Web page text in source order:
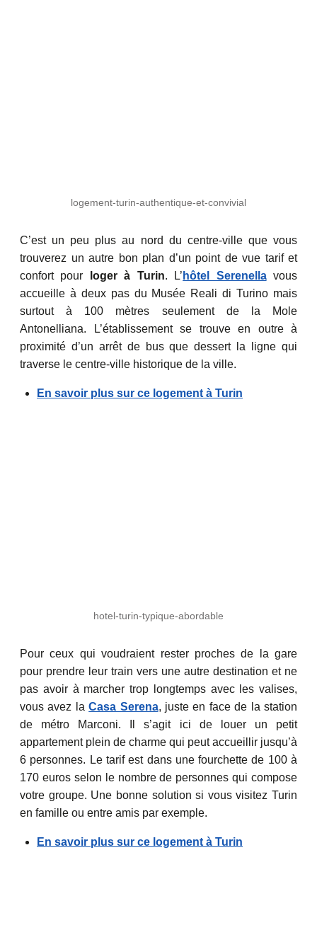
logement-turin-authentique-et-convivial
C’est un peu plus au nord du centre-ville que vous
trouverez un autre bon plan d’un point de vue tarif et
confort pour loger à Turin. L’ hôtel Serenellavous
accueille à deux pas du Musée Reali di Turino mais
surtout à 100 mètres seulement de la Mole
Antonelliana. L’établissement se trouve en outre à
proximité d’un arrêt de bus que dessert la ligne qui
traverse le centre-ville historique de la ville.
En savoir plus sur ce logement à Turin
hotel-turin-typique-abordable
Pour ceux qui voudraient rester proches de la gare
pour prendre leur train vers une autre destination et ne
pas avoir à marcher trop longtemps avec les valises,
vous avez laCasa Serena, juste en face de la station
de métro Marconi. Il s’agit ici de louer un petit
appartement plein de charme qui peut accueillir jusqu’à
6 personnes. Le tarif est dans une fourchette de 100 à
170 euros selon le nombre de personnes qui compose
votre groupe. Une bonne solution si vous visitez Turin
en famille ou entre amis par exemple.
En savoir plus sur ce logement à Turin